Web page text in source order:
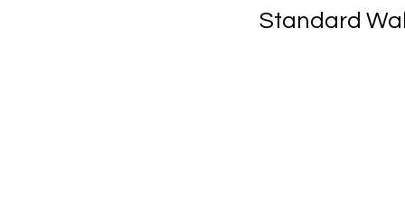
Standard